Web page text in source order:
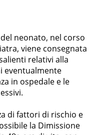
neonato, nel corso
viene consegnata
relativi alla
eventualmente
in ospedale e le
di fattori di rischio e
la Dimissione